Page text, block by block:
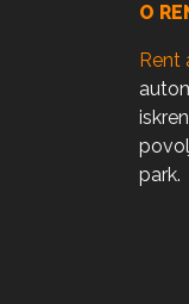
O
Rent
park.